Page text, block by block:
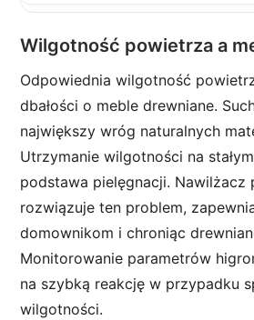
Wilgotność powietrza a
Odpowiednia wilgotność
dbałości o meble drewniane.
największy wróg naturalnych
Utrzymanie wilgotności na
podstawa pielęgnacji. Nawilżacz
rozwiązuje ten problem,
domownikom i chroniąc
Monitorowanie parametrów
na szybką reakcję w przypadku
wilgotności.